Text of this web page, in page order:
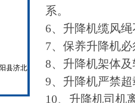
县济北
系。
6、升降机缆风
7、保养升降机
8、升降机架体
9、升降机严禁
10、升降机司机